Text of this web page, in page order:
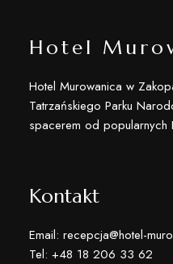
Hotel
Hotel Murowanica w
Tatrzańskiego Parku
spacerem od popularnych
Kontakt
Email: recepcja@hotel-
Tel: +48 18 206 33 62